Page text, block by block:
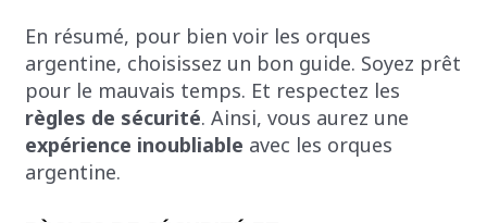
En résumé, pour bien voir les orques
argentine, choisissez un bon guide. Soyez prêt
pour le mauvais temps. Et respectez les
règles de sécurité. Ainsi, vous aurez une
expérience inoubliable avec les orques
argentine.